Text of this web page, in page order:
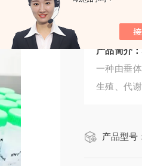
产品简介：
一种由垂
生殖、代
产品型号